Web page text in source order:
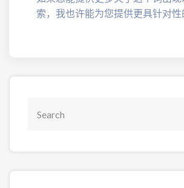
索，我也许能为您提供更具针对性